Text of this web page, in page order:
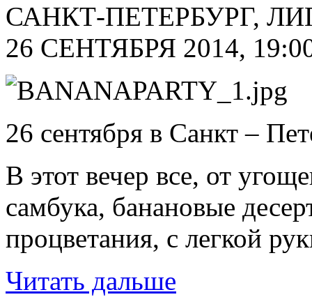
САНКТ-ПЕТЕРБУРГ,
26 СЕНТЯБРЯ 2014,
26 сентября в Санкт –
В этот вечер все, от
самбука, банановые
процветания, с легкой
Читать дальше